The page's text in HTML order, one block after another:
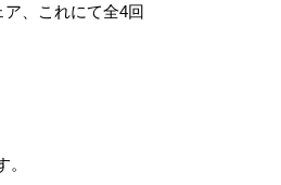
、これにて全4回